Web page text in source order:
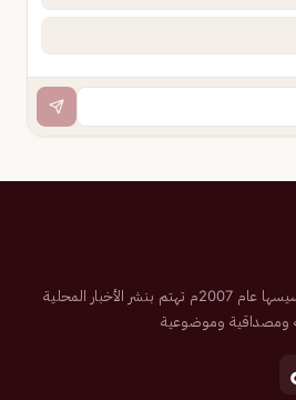
صحيفة إلكترونية سعودية تم تأسيسها عام 2007م تهتم بنشر الأخبار المحلية
ومصداقية وموضوعية